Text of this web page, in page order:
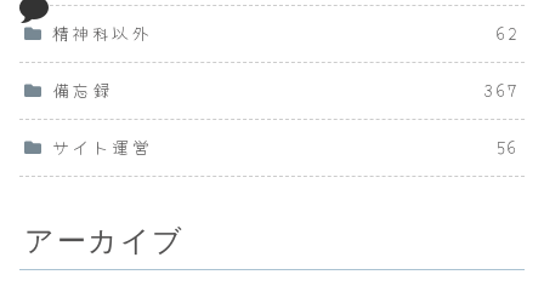
精神科以外 62
備忘録 367
サイト運営 56
アーカイブ